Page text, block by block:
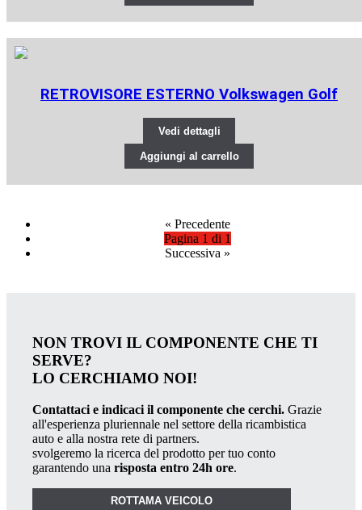
RETROVISORE ESTERNO Volkswagen Golf
Vedi dettagli
Aggiungi al carrello
« Precedente
Pagina 1 di 1
Successiva »
NON TROVI IL COMPONENTE CHE TI
SERVE?
LO CERCHIAMO NOI!
Contattaci e indicaci il componente che cerchi. Grazie
all'esperienza pluriennale nel settore della ricambistica
auto e alla nostra rete di partners.
svolgeremo la ricerca del prodotto per tuo conto
garantendo una risposta entro 24h ore.
ROTTAMA VEICOLO